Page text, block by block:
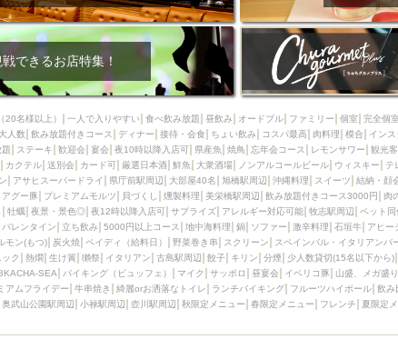
できるお店特集！
20名様以上） 一人で入りやすい 食べ飲み放題 昼飲み オードブル ファミリー 個室 完全個
大人数 飲み放題付きコース ディナー 接待・会食 ちょい飲み コスパ最高 肉料理 模合 インス
ステーキ 歓迎会 宴会 夜10時以降入店可 県産魚 焼鳥 忘年会コース レモンサワー 観光
カクテル 送別会 カード可 厳選日本酒 鮮魚 大衆酒場 ノンアルコールビール ウィスキー テ
アサヒスーパードライ 県庁前駅周辺 大部屋40名 旭橋駅周辺 沖縄料理 スイーツ 結納・顔
アグー豚 プレミアムモルツ 貝づくし 燻製料理 美栄橋駅周辺 飲み放題付きコース3000円 肉
牡蠣 夜景・景色◎ 夜12時以降入店可 サプライズ アレルギー対応可能 牧志駅周辺 ペット同
バレンタイン 立ち飲み 5000円以上コース 地中海料理 鍋 ソファー 激辛料理 石垣牛 アヒー
モン(もつ) 炭火焼 ペイディ（給料日） 野菜巻き串 スクリーン スペインバル・イタリアンバ
ク 熱燗 生け簀 獺祭 イタリアン 古島駅周辺 餃子 キリン 分煙 少人数貸切(15名以下から)
SEA バイキング（ビュッフェ） マイク サッポロ 昼宴会 イベリコ豚 山盛、メガ盛り
アムフライデー 牛串焼き 綺麗orお洒落なトイレ ランチバイキング フルーツハイボール 飲み
奥武山公園駅周辺 小禄駅周辺 壺川駅周辺 秋限定メニュー 春限定メニュー フレンチ 夏限定